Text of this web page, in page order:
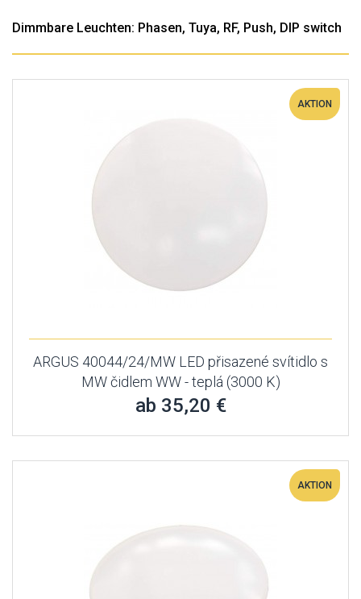
Dimmbare Leuchten: Phasen, Tuya, RF, Push, DIP switch
AKTION
ARGUS 40044/24/MW LED přisazené svítidlo s
MW čidlem WW - teplá (3000 K)
ab 35,20 €
AKTION